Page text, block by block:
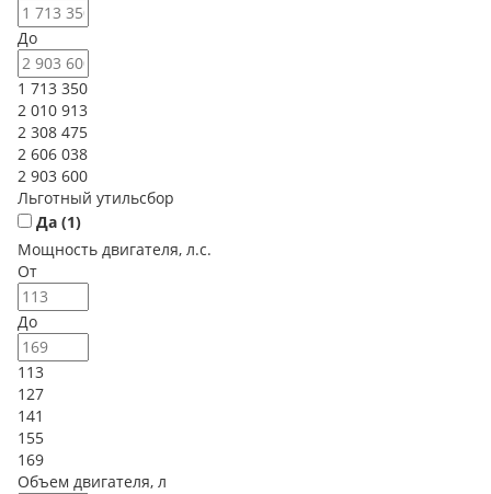
До
1 713 350
2 010 913
2 308 475
2 606 038
2 903 600
Льготный утильсбор
Да (1)
Мощность двигателя, л.с.
От
До
113
127
141
155
169
Объем двигателя, л